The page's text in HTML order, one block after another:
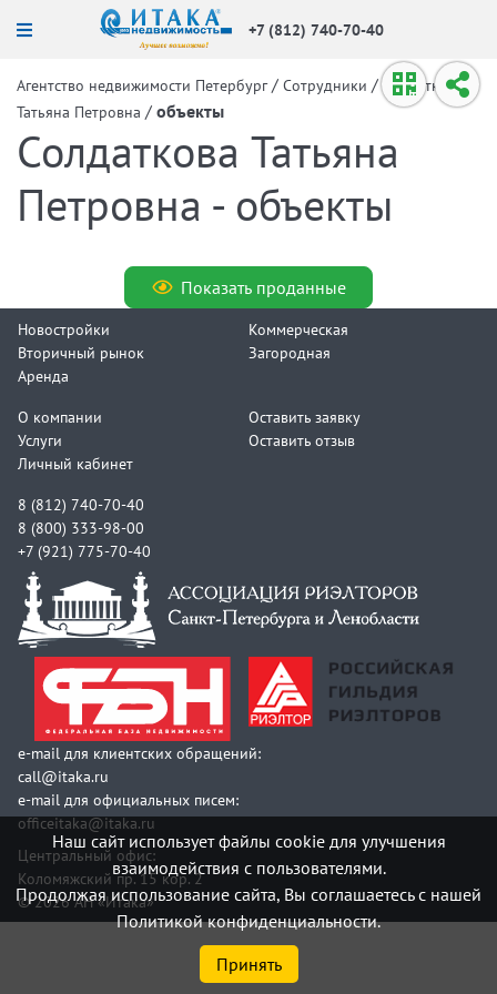
+7 (812) 740-70-40
Агентство недвижимости Петербург / Сотрудники / Солдаткова
Татьяна Петровна / объекты
Солдаткова Татьяна
Петровна - объекты
Показать проданные
Новостройки
Вторичный рынок
Аренда
Коммерческая
Загородная
О компании
Услуги
Личный кабинет
Оставить заявку
Оставить отзыв
8 (812) 740-70-40
8 (800) 333-98-00
+7 (921) 775-70-40
e-mail для клиентских обращений:
call@itaka.ru
e-mail для официальных писем:
officeitaka@itaka.ru
Центральный офис:
Коломяжский пр. 15 кор. 2
© 2026 АН «Итака»
Наш сайт использует файлы cookie для улучшения
взаимодействия с пользователями.
Продолжая использование сайта, Вы соглашаетесь с нашей
Политикой конфиденциальности.
Принять